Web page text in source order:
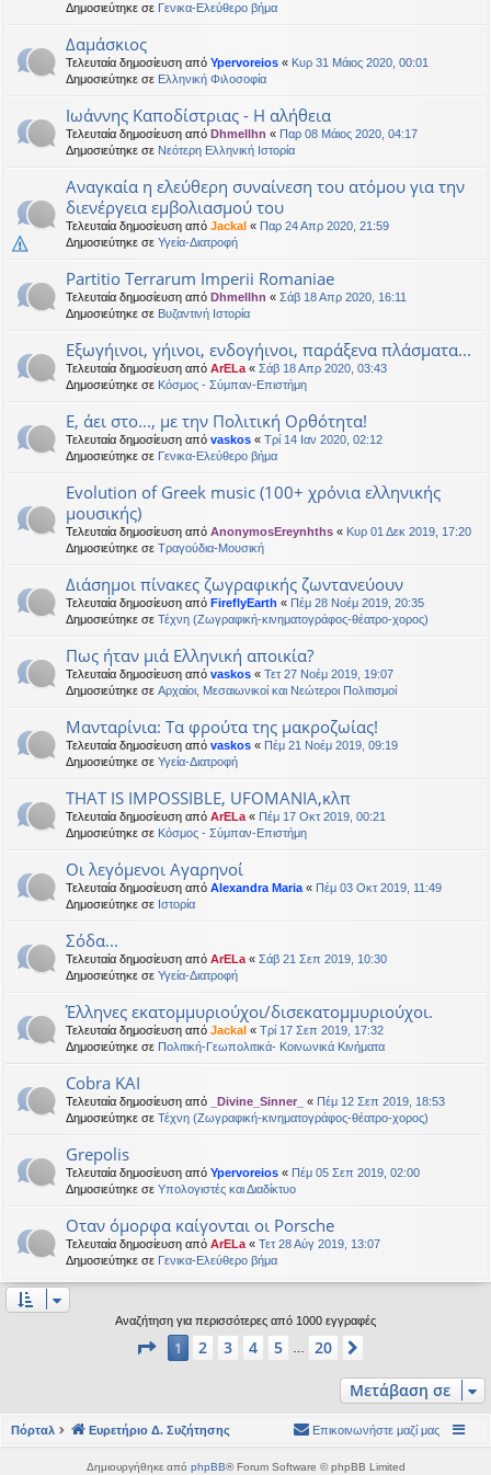
Δημοσιεύτηκε σε Γενικα-Ελεύθερο βήμα
Δαμάσκιος
Τελευταία δημοσίευση από Ypervoreios « Κυρ 31 Μάιος 2020, 00:01
Δημοσιεύτηκε σε Ελληνική Φιλοσοφία
Ιωάννης Καποδίστριας - Η αλήθεια
Τελευταία δημοσίευση από Dhmellhn « Παρ 08 Μάιος 2020, 04:17
Δημοσιεύτηκε σε Νεότερη Ελληνική Ιστορία
Αναγκαία η ελεύθερη συναίνεση του ατόμου για την
διενέργεια εμβολιασμού του
Τελευταία δημοσίευση από Jackal « Παρ 24 Απρ 2020, 21:59
Δημοσιεύτηκε σε Υγεία-Διατροφή
Partitio Terrarum Imperii Romaniae
Τελευταία δημοσίευση από Dhmellhn « Σάβ 18 Απρ 2020, 16:11
Δημοσιεύτηκε σε Βυζαντινή Ιστορία
Εξωγήινοι, γήινοι, ενδογήινοι, παράξενα πλάσματα...
Τελευταία δημοσίευση από ArELa « Σάβ 18 Απρ 2020, 03:43
Δημοσιεύτηκε σε Κόσμος - Σύμπαν-Επιστήμη
Ε, άει στο..., με την Πολιτική Ορθότητα!
Τελευταία δημοσίευση από vaskos « Τρί 14 Ιαν 2020, 02:12
Δημοσιεύτηκε σε Γενικα-Ελεύθερο βήμα
Evolution of Greek music (100+ χρόνια ελληνικής
μουσικής)
Τελευταία δημοσίευση από AnonymosEreynhths « Κυρ 01 Δεκ 2019, 17:20
Δημοσιεύτηκε σε Τραγούδια-Μουσική
Διάσημοι πίνακες ζωγραφικής ζωντανεύουν
Τελευταία δημοσίευση από FireflyEarth « Πέμ 28 Νοέμ 2019, 20:35
Δημοσιεύτηκε σε Τέχνη (Ζωγραφική-κινηματογράφος-θέατρο-χορος)
Πως ήταν μιά Ελληνική αποικία?
Τελευταία δημοσίευση από vaskos « Τετ 27 Νοέμ 2019, 19:07
Δημοσιεύτηκε σε Αρχαίοι, Μεσαιωνικοί και Νεώτεροι Πολιτισμοί
Μανταρίνια: Τα φρούτα της μακροζωίας!
Τελευταία δημοσίευση από vaskos « Πέμ 21 Νοέμ 2019, 09:19
Δημοσιεύτηκε σε Υγεία-Διατροφή
THAT IS IMPOSSIBLE, UFOMANIA,κλπ
Τελευταία δημοσίευση από ArELa « Πέμ 17 Οκτ 2019, 00:21
Δημοσιεύτηκε σε Κόσμος - Σύμπαν-Επιστήμη
Οι λεγόμενοι Αγαρηνοί
Τελευταία δημοσίευση από Alexandra Maria « Πέμ 03 Οκτ 2019, 11:49
Δημοσιεύτηκε σε Ιστορία
Σόδα...
Τελευταία δημοσίευση από ArELa « Σάβ 21 Σεπ 2019, 10:30
Δημοσιεύτηκε σε Υγεία-Διατροφή
Έλληνες εκατομμυριούχοι/δισεκατομμυριούχοι.
Τελευταία δημοσίευση από Jackal « Τρί 17 Σεπ 2019, 17:32
Δημοσιεύτηκε σε Πολιτική-Γεωπολιτικά- Κοινωνικά Κινήματα
Cobra KAI
Τελευταία δημοσίευση από _Divine_Sinner_ « Πέμ 12 Σεπ 2019, 18:53
Δημοσιεύτηκε σε Τέχνη (Ζωγραφική-κινηματογράφος-θέατρο-χορος)
Grepolis
Τελευταία δημοσίευση από Ypervoreios « Πέμ 05 Σεπ 2019, 02:00
Δημοσιεύτηκε σε Υπολογιστές και Διαδίκτυο
Οταν όμορφα καίγονται οι Porsche
Τελευταία δημοσίευση από ArELa « Τετ 28 Αύγ 2019, 13:07
Δημοσιεύτηκε σε Γενικα-Ελεύθερο βήμα
Αναζήτηση για περισσότερες από 1000 εγγραφές
Σελίδα από 20
1 2 3 4 5 20
Μετάβαση σε
Πόρταλ Ευρετήριο Δ. Συζήτησης Επικοινωνήστε μαζί μας
Δημιουργήθηκε από phpBB® Forum Software © phpBB Limited